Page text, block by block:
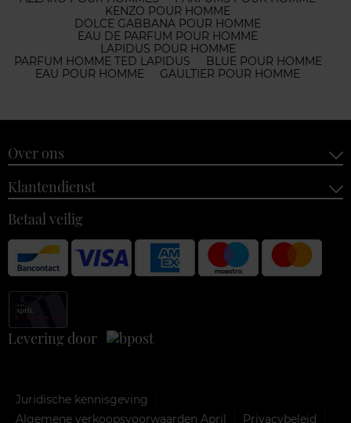
KENZO POUR HOMME
DOLCE GABBANA POUR HOMME
EAU DE PARFUM POUR HOMME
LAPIDUS POUR HOMME
PARFUM HOMME TED LAPIDUS
BLUE POUR HOMME
EAU POUR HOMME
GAULTIER POUR HOMME
Over ons
Klantendienst
Betaal veilig
Levering door
Juridische kennisgeving
Algemene verkoopsvoorwaarden April
Privacybeleid